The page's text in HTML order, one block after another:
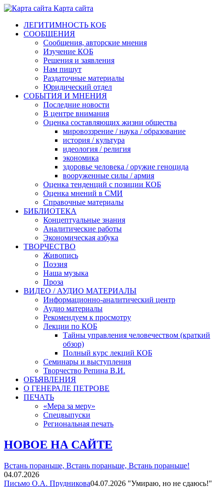
Карта сайта
ЛЕГИТИМНОСТЬ КОБ
СООБЩЕНИЯ
Сообщения, авторские мнения
Изучение КОБ
Решения и заявления
Нам пишут
Раздаточные материалы
Юридический отдел
СОБЫТИЯ И МНЕНИЯ
Последние новости
В центре внимания
Оценка составляющих жизни общества
мировоззрение / наука / образование
история / культура
идеология / религия
экономика
здоровье человека / оружие геноцида
вооруженные силы / армия
Оценка тенденций с позиции КОБ
Оценка мнений в СМИ
Справочные материалы
БИБЛИОТЕКА
Концептуальные знания
Аналитические работы
Экономическая азбука
ТВОРЧЕСТВО
Живопись
Поэзия
Наша музыка
Проза
ВИДЕО / АУДИО МАТЕРИАЛЫ
Информационно-аналитический центр
Аудио материалы
Рекомендуем к просмотру
Лекции по КОБ
Тайны управления человечеством (краткий
обзор)
Полный курс лекций КОБ
Семинары и выступления
Творчество Репина В.И.
ОБЪЯВЛЕНИЯ
О ГЕНЕРАЛЕ ПЕТРОВЕ
ПЕЧАТЬ
«Мера за меру»
Спецвыпуски
Региональная печать
НОВОЕ НА САЙТЕ
Встань пораньше, Встань пораньше, Встань пораньше!
04.07.2026
Письмо О.А. Прудникова04.07.2026 "Умираю, но не сдаюсь!"